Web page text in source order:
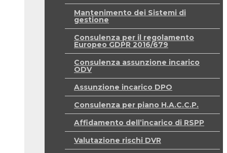
Mantenimento dei Sistemi di
gestione
Consulenza per il regolamento
Europeo GDPR 2016/679
Consulenza assunzione incarico
ODV
Assunzione incarico DPO
Consulenza per piano H.A.C.C.P.
Affidamento dell’incarico di RSPP
Valutazione rischi DVR